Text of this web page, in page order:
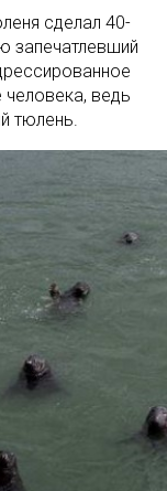
сделал 40-
запечатлевший
человека, ведь
тюлень.